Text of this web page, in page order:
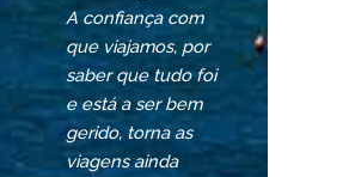
A confiança com
que viajamos, por
saber que tudo foi
e está a ser bem
gerido, torna as
viagens ainda